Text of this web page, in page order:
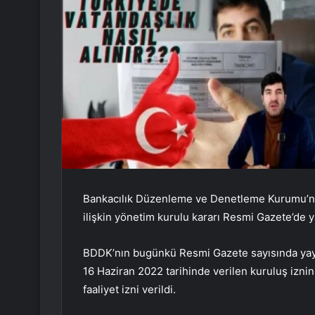
Bankacılık Düzenleme ve Denetleme
ilişkin yönetim kurulu kararı Resmi Gazete’de
BDDK’nın bugünkü Resmi Gazete sayısında
16 Haziran 2022 tarihinde verilen kuruluş
faaliyet izni verildi.